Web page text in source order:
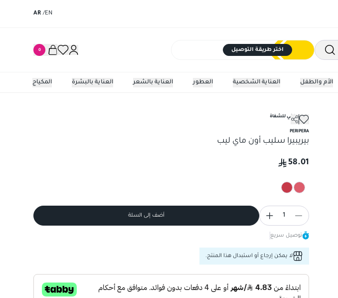
EN
/
AR
اختر طريقة التوصيل 0
المكياج العناية بالبشرة العناية بالشعر العطور العناية الشخصية الأم والطفل
روج مطفي للشفاة
PERIPERA
بيريبيرا سليب أون ماي ليب
58.01
1 أضف إلى السلة
توصيل سريع
لا يمكن إرجاع أو استبدال هذا المنتج.